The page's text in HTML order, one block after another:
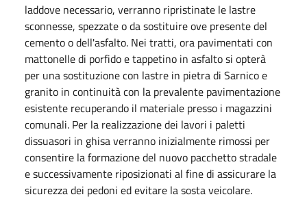
laddove necessario, verranno ripristinate le lastre
sconnesse, spezzate o da sostituire ove presente del
cemento o dell'asfalto. Nei tratti, ora pavimentati con
mattonelle di porfido e tappetino in asfalto si opterà
per una sostituzione con lastre in pietra di Sarnico e
granito in continuità con la prevalente pavimentazione
esistente recuperando il materiale presso i magazzini
comunali. Per la realizzazione dei lavori i paletti
dissuasori in ghisa verranno inizialmente rimossi per
consentire la formazione del nuovo pacchetto stradale
e successivamente riposizionati al fine di assicurare la
sicurezza dei pedoni ed evitare la sosta veicolare.